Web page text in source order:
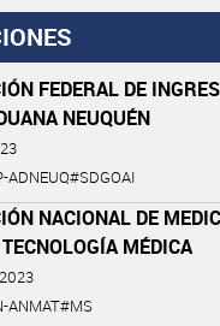
FEDERAL DE
NEUQUÉN
ADNEUQ#SDGOAI
NACIONAL DE
MÉDICA
ANMAT#MS